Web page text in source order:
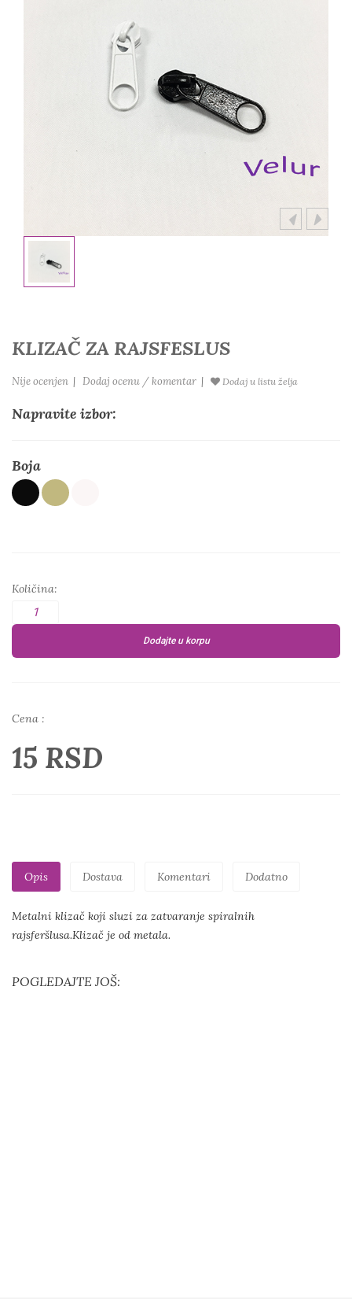
KLIZAČ ZA RAJSFESLUS
Nije ocenjen | Dodaj ocenu / komentar | Dodaj u listu želja
Napravite izbor:
Boja
Količina:
Dodajte u korpu
Cena :
15 RSD
Opis Dostava Komentari Dodatno
Metalni klizač koji sluzi za zatvaranje spiralnih
rajsferšlusa.Klizač je od metala.
POGLEDAJTE JOŠ: